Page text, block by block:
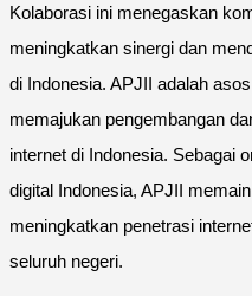
Kolaborasi ini menegaskan
meningkatkan sinergi dan
di Indonesia. APJII adalah
memajukan pengembangan
internet di Indonesia. Sebagai
digital Indonesia, APJII
meningkatkan penetrasi
seluruh negeri.